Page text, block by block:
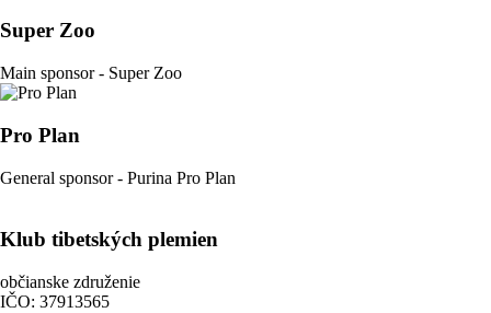
Super Zoo
Main sponsor - Super Zoo
Pro Plan
General sponsor - Purina Pro Plan
Klub tibetských plemien
občianske združenie
IČO: 37913565